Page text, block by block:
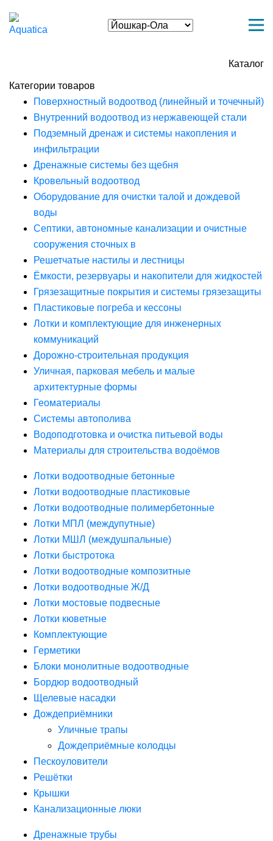
Каталог
Категории товаров
Поверхностный водоотвод (линейный и точечный)
Внутренний водоотвод из нержавеющей стали
Подземный дренаж и системы накопления и
инфильтрации
Дренажные системы без щебня
Кровельный водоотвод
Оборудование для очистки талой и дождевой
воды
Септики, автономные канализации и очистные
сооружения сточных в
Решетчатые настилы и лестницы
Ёмкости, резервуары и накопители для жидкостей
Грязезащитные покрытия и системы грязезащиты
Пластиковые погреба и кессоны
Лотки и комплектующие для инженерных
коммуникаций
Дорожно-строительная продукция
Уличная, парковая мебель и малые
архитектурные формы
Геоматериалы
Системы автополива
Водоподготовка и очистка питьевой воды
Материалы для строительства водоёмов
Лотки водоотводные бетонные
Лотки водоотводные пластиковые
Лотки водоотводные полимербетонные
Лотки МПЛ (междупутные)
Лотки МШЛ (междушпальные)
Лотки быстротока
Лотки водоотводные композитные
Лотки водоотводные Ж/Д
Лотки мостовые подвесные
Лотки кюветные
Комплектующие
Герметики
Блоки монолитные водоотводные
Бордюр водоотводный
Щелевые насадки
Дождеприёмники
Уличные трапы
Дождеприёмные колодцы
Пескоуловители
Решётки
Крышки
Канализационные люки
Дренажные трубы